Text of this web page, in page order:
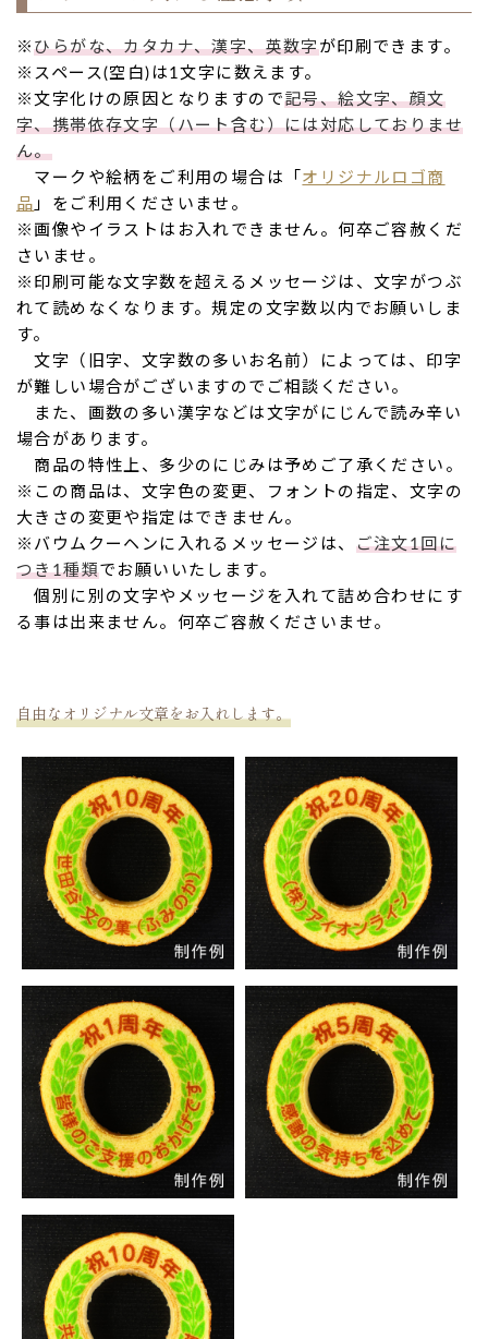
※ひらがな、カタカナ、漢字、英数字が印刷できます。
※スペース(空白)は1文字に数えます。
※文字化けの原因となりますので記号、絵文字、顔文
字、携帯依存文字（ハート含む）には対応しておりませ
ん。
マークや絵柄をご利用の場合は「 オリジナルロゴ商
品 」をご利用くださいませ。
※画像やイラストはお入れできません。何卒ご容赦くだ
さいませ。
※印刷可能な文字数を超えるメッセージは、文字がつぶ
れて読めなくなります。規定の文字数以内でお願いしま
す。
文字（旧字、文字数の多いお名前）によっては、印字
が難しい場合がございますのでご相談ください。
また、画数の多い漢字などは文字がにじんで読み辛い
場合があります。
商品の特性上、多少のにじみは予めご了承ください。
※この商品は、文字色の変更、フォントの指定、文字の
大きさの変更や指定はできません。
※バウムクーヘンに入れるメッセージは、 ご注文1回に
つき1種類でお願いいたします。
個別に別の文字やメッセージを入れて詰め合わせにす
る事は出来ません。何卒ご容赦くださいませ。
自由なオリジナル文章をお入れします。